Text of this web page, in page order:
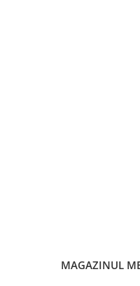
OdorizanteMAGAZINUL